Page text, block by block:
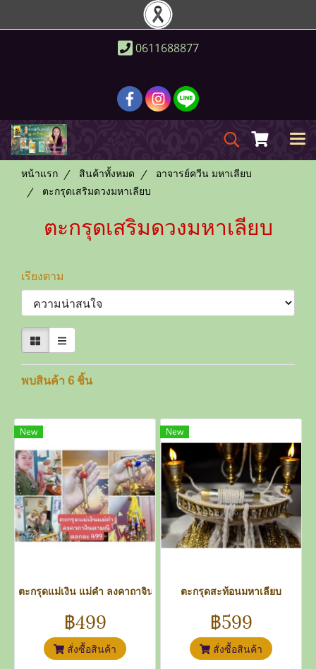
0611688877
หน้าแรก สินค้าทั้งหมด
อาจารย์ควีน มหาเลียบ
ตะกรุดเสริมดวงมหาเลียบ
ตะกรุดเสริมดวงมหาเลียบ
เรียงตาม
พบสินค้า 6 ชิ้น
New
ตะกรุดแม่เงิน แม่คำ ลงคาถาจินดามณี
฿499
สั่งซื้อสินค้า
New
ตะกรุดสะท้อนมหาเลียบ
฿599
สั่งซื้อสินค้า